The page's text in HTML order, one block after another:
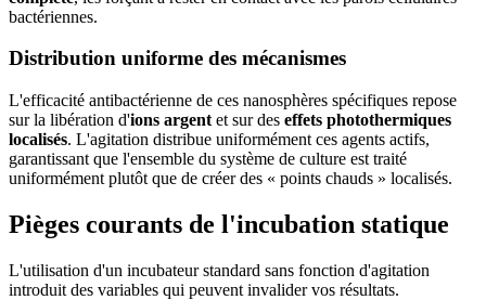
bactériennes.
Distribution uniforme des mécanismes
L'efficacité antibactérienne de ces nanosphères spécifiques repose
sur la libération d'ions argent et sur des effets photothermiques
localisés. L'agitation distribue uniformément ces agents actifs,
garantissant que l'ensemble du système de culture est traité
uniformément plutôt que de créer des « points chauds » localisés.
Pièges courants de l'incubation statique
L'utilisation d'un incubateur standard sans fonction d'agitation
introduit des variables qui peuvent invalider vos résultats.